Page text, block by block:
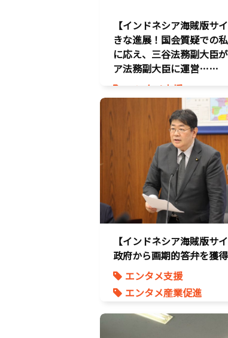
【インドネシア海賊版サ
きな進展！国会質疑での
に応え、三谷法務副大臣
ア法務副大臣に運営……
エンタメ支援
エンタメ産業促進
デジタル著作権
国
海賊版
知的財産
著作権
【インドネシア海賊版サ
政府から画期的答弁を獲得
エンタメ支援
エンタメ産業促進
海賊版